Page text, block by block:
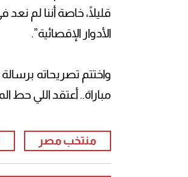
قليلًا، خاصة أننا لم
الأدوار الإقصائية”.
واختتم تصريحاته
مباراة.. أعتقد اللي حط
منتخب مصر